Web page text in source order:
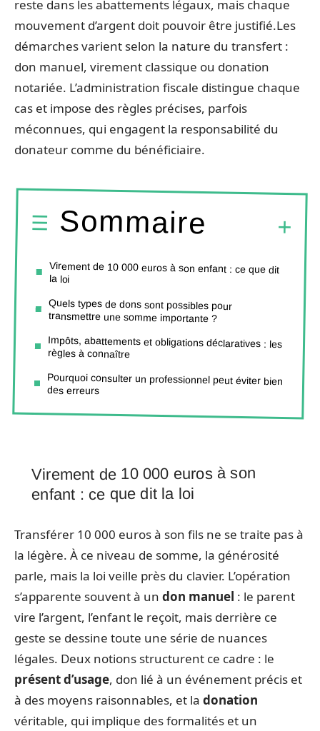
reste dans les abattements légaux, mais chaque
mouvement d’argent doit pouvoir être justifié.Les
démarches varient selon la nature du transfert :
don manuel, virement classique ou donation
notariée. L’administration fiscale distingue chaque
cas et impose des règles précises, parfois
méconnues, qui engagent la responsabilité du
donateur comme du bénéficiaire.
Sommaire
Virement de 10 000 euros à son enfant : ce que dit
la loi
Quels types de dons sont possibles pour
transmettre une somme importante ?
Impôts, abattements et obligations déclaratives : les
règles à connaître
Pourquoi consulter un professionnel peut éviter bien
des erreurs
Virement de 10 000 euros à son
enfant : ce que dit la loi
Transférer 10 000 euros à son fils ne se traite pas à
la légère. À ce niveau de somme, la générosité
parle, mais la loi veille près du clavier. L’opération
s’apparente souvent à un don manuel : le parent
vire l’argent, l’enfant le reçoit, mais derrière ce
geste se dessine toute une série de nuances
légales. Deux notions structurent ce cadre : le
présent d’usage, don lié à un événement précis et
à des moyens raisonnables, et la donation
véritable, qui implique des formalités et un